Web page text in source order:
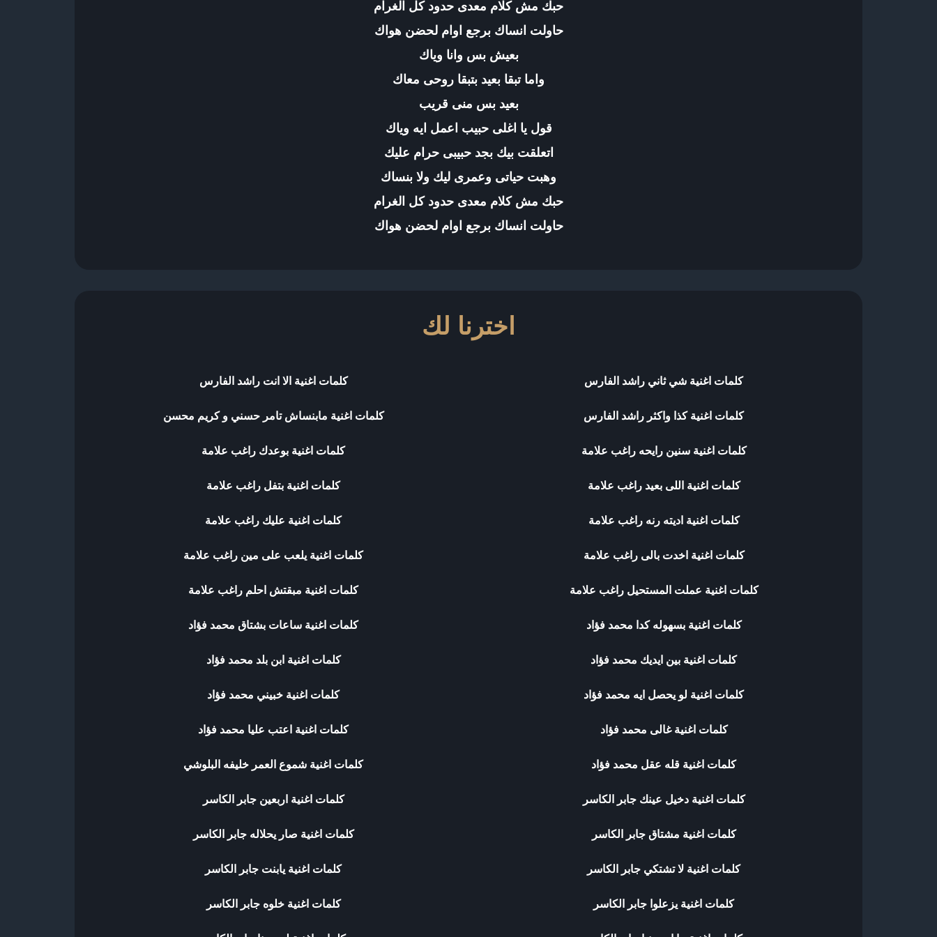
حبك مش كلام معدى حدود كل الغرام
حاولت انساك برجع اوام لحضن هواك
بعيش بس وانا وياك
واما تبقا بعيد بتبقا روحى معاك
بعيد بس منى قريب
قول يا اغلى حبيب اعمل ايه وياك
اتعلقت بيك بجد حبيبى حرام عليك
وهبت حياتى وعمرى ليك ولا بنساك
حبك مش كلام معدى حدود كل الغرام
حاولت انساك برجع اوام لحضن هواك
اخترنا لك
كلمات اغنية شي ثاني راشد الفارس كلمات اغنية الا انت راشد الفارس
كلمات اغنية كذا واكثر راشد الفارس كلمات اغنية مابنساش تامر حسني و كريم محسن
كلمات اغنية سنين رايحه راغب علامة كلمات اغنية بوعدك راغب علامة
كلمات اغنية اللى بعيد راغب علامة كلمات اغنية بتفل راغب علامة
كلمات اغنية اديته رنه راغب علامة كلمات اغنية عليك راغب علامة
كلمات اغنية اخدت بالى راغب علامة كلمات اغنية يلعب على مين راغب علامة
كلمات اغنية عملت المستحيل راغب علامة كلمات اغنية مبقتش احلم راغب علامة
كلمات اغنية بسهوله كدا محمد فؤاد كلمات اغنية ساعات بشتاق محمد فؤاد
كلمات اغنية بين ايديك محمد فؤاد كلمات اغنية ابن بلد محمد فؤاد
كلمات اغنية لو يحصل ايه محمد فؤاد كلمات اغنية خبيني محمد فؤاد
كلمات اغنية غالى محمد فؤاد كلمات اغنية اعتب عليا محمد فؤاد
كلمات اغنية قله عقل محمد فؤاد كلمات اغنية شموع العمر خليفه البلوشي
كلمات اغنية دخيل عينك جابر الكاسر كلمات اغنية اربعين جابر الكاسر
كلمات اغنية مشتاق جابر الكاسر كلمات اغنية صار يحلاله جابر الكاسر
كلمات اغنية لا تشتكي جابر الكاسر كلمات اغنية يابنت جابر الكاسر
كلمات اغنية يزعلوا جابر الكاسر كلمات اغنية خلوه جابر الكاسر